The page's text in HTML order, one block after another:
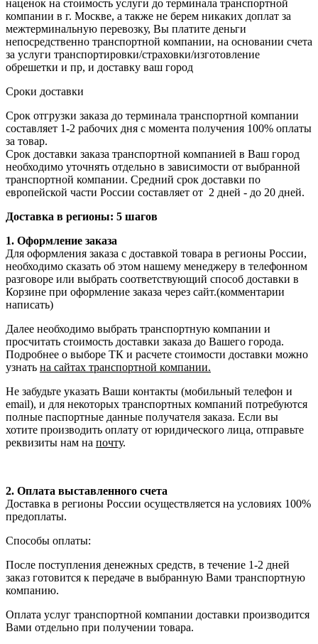
наценок на стоимость услуги до терминала транспортной
компании в г. Москве, а также не берем никаких доплат за
межтерминальную перевозку, Вы платите деньги
непосредственно транспортной компании, на основании счета
за услуги транспортировки/страховки/изготовление
обрешетки и пр, и доставку ваш город
Сроки доставки
Срок отгрузки заказа до терминала транспортной компании
составляет 1-2 рабочих дня с момента получения 100% оплаты
за товар.
Срок доставки заказа транспортной компанией в Ваш город
необходимо уточнять отдельно в зависимости от выбранной
транспортной компании. Средний срок доставки по
европейской части России составляет от 2 дней - до 20 дней.
Доставка в регионы: 5 шагов
1. Оформление заказа
Для оформления заказа с доставкой товара в регионы России,
необходимо сказать об этом нашему менеджеру в телефонном
разговоре или выбрать соответствующий способ доставки в
Корзине при оформление заказа через сайт.(комментарии
написать)
Далее необходимо выбрать транспортную компании и
просчитать стоимость доставки заказа до Вашего города.
Подробнее о выборе ТК и расчете стоимости доставки можно
узнать на сайтах транспортной компании.
Не забудьте указать Ваши контакты (мобильный телефон и
email), и для некоторых транспортных компаний потребуются
полные паспортные данные получателя заказа. Если вы
хотите производить оплату от юридического лица, отправьте
реквизиты нам на почту.
2. Оплата выставленного счета
Доставка в регионы России осуществляется на условиях 100%
предоплаты.
Способы оплаты:
После поступления денежных средств, в течение 1-2 дней
заказ готовится к передаче в выбранную Вами транспортную
компанию.
Оплата услуг транспортной компании доставки производится
Вами отдельно при получении товара.